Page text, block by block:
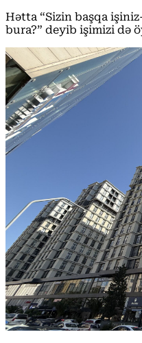
Hətta “Sizin başqa
bura?” deyib işimizi də